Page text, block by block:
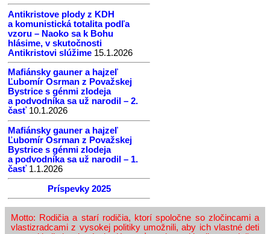
Antikristove plody z KDH
a komunistická totalita podľa
vzoru – Naoko sa k Bohu
hlásime, v skutočnosti
Antikristovi slúžime 15.1.2026
Mafiánsky gauner a hajzeľ
Ľubomír Osrman z Považskej
Bystrice s génmi zlodeja
a podvodníka sa už narodil – 2.
časť 10.1.2026
Mafiánsky gauner a hajzeľ
Ľubomír Osrman z Považskej
Bystrice s génmi zlodeja
a podvodníka sa už narodil – 1.
časť 1.1.2026
Príspevky 2025
Motto: Rodičia a starí rodičia, ktorí spoločne so zločincami a
vlastizradcami z vysokej politiky umožnili, aby ich vlastné deti